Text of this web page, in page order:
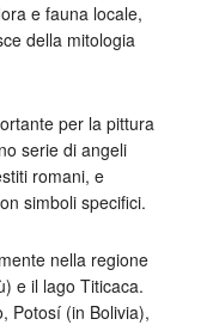
e fauna locale,
della mitologia
per la pittura
serie di angeli
romani, e
simboli specifici.
nella regione
e il lago Titicaca.
Potosí (in Bolivia),